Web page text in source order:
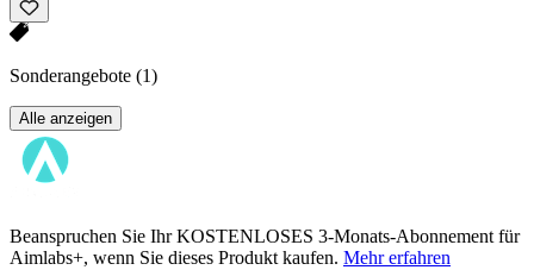
Sonderangebote (1)
Alle anzeigen
Beanspruchen Sie Ihr KOSTENLOSES 3-Monats-Abonnement für
Aimlabs+, wenn Sie dieses Produkt kaufen. Mehr erfahren